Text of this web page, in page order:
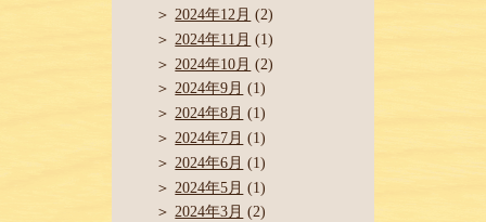
2024年12月 (2)
2024年11月 (1)
2024年10月 (2)
2024年9月 (1)
2024年8月 (1)
2024年7月 (1)
2024年6月 (1)
2024年5月 (1)
2024年3月 (2)